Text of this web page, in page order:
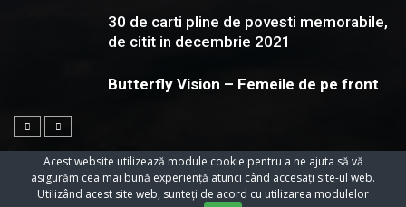
30 de carti pline de povesti memorabile,
de citit in decembrie 2021
Butterfly Vision – Femeile de pe front
© 2023 Toate Drepturile Rezervate Cartifilmepasiuni.ro
Acest website utilizează module cookie pentru a ne ajuta să vă
asigurăm cea mai bună experiență atunci când accesați site-ul web.
Utilizând acest site web, sunteți de acord cu utilizarea modulelor